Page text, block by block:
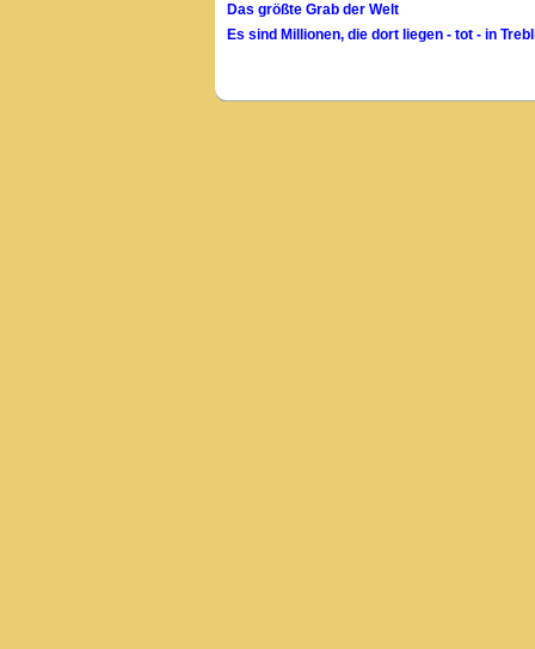
Das größte Grab der Welt
Es sind Millionen, die dort liegen - tot - in